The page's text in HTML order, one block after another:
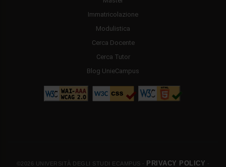
Immatricolazione
Modulistica
Cerca Docente
Cerca Tutor
Blog UnieCampus
©2026 UNIVERSITÀ DEGLI STUDI ECAMPUS - PRIVACY POLICY -